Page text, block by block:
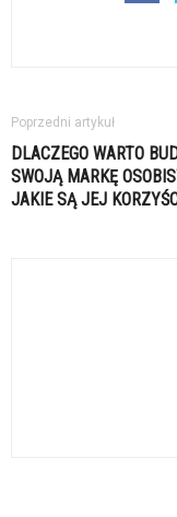
Poprzedni artykuł
DLACZEGO WARTO
SWOJĄ MARKĘ
JAKIE SĄ JEJ